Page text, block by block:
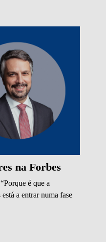
na Forbes
é que a
a entrar numa fase